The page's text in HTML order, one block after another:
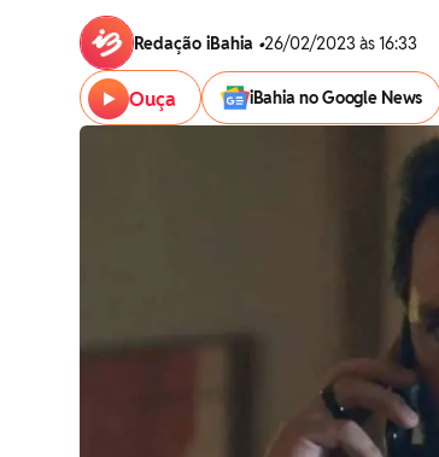
Redação iBahia •26/02/2023 às 16:33
Ouça iBahia no Google News